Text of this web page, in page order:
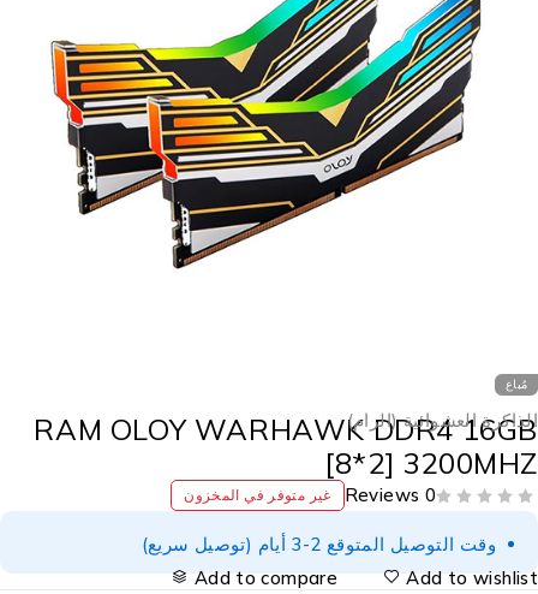
مُباع
العشوائية (الرام)
RAM OLOY WARHAWK DDR4
[8*2]
0 Reviews غير متوفر في المخزون
وقت التوصيل المتوقع 2-3 أيام (توصيل سريع)
Add to
Add to compare